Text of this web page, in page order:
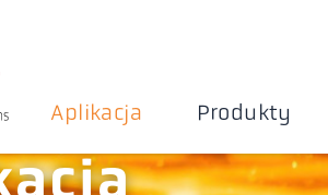
Aplikacja Produkty